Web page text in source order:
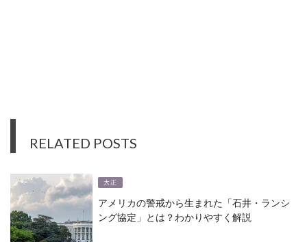
RELATED POSTS
大正
アメリカの警戒から生まれた「石井・ランシ
ング協定」とは？わかりやすく解説